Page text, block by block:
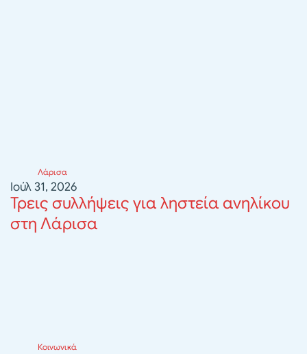
Λάρισα
Ιούλ 31, 2026
Τρεις συλλήψεις για ληστεία ανηλίκου
στη Λάρισα
Κοινωνικά